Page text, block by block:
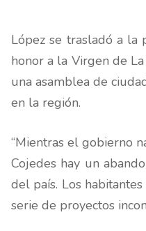
López se trasladó a la
honor a la Virgen de
una asamblea de
en la región.
“Mientras el gobierno
Cojedes hay un
del país. Los
serie de proyectos